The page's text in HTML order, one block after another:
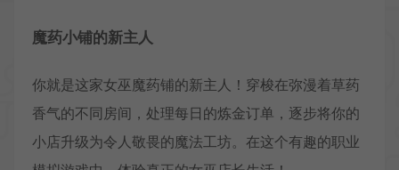
魔药小铺的新主人
你就是这家女巫魔药铺的新主人！穿梭在弥漫着草药
香气的不同房间，处理每日的炼金订单，逐步将你的
小店升级为令人敬畏的魔法工坊。在这个有趣的职业